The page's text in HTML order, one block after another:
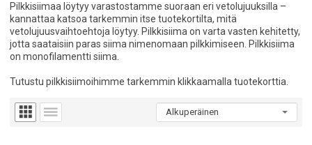
Pilkkisiimaa löytyy varastostamme suoraan eri vetolujuuksilla –
kannattaa katsoa tarkemmin itse tuotekortilta, mitä
vetolujuusvaihtoehtoja löytyy. Pilkkisiima on varta vasten kehitetty,
jotta saataisiin paras siima nimenomaan pilkkimiseen. Pilkkisiima
on monofilamentti siima.
Tutustu pilkkisiimoihimme tarkemmin klikkaamalla tuotekorttia.